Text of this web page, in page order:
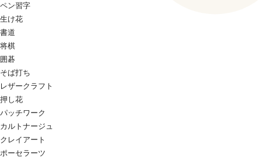
ペン習字
生け花
書道
将棋
囲碁
そば打ち
レザークラフト
押し花
パッチワーク
カルトナージュ
クレイアート
ポーセラーツ